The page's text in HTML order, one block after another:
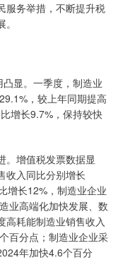
服务举措，不断提升税
显。一季度，制造业
，较上年同期提高
增长9.7%，保持较快
增值税发票数据显
收入同比分别增长
增长12%，制造业企业
业高端化加快发展、数
高耗能制造业销售收入
百分点；制造业企业采
年加快4.6个百分